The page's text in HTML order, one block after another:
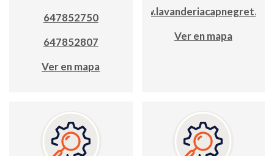
647852750
647852807
Ver en mapa
Ver en mapa